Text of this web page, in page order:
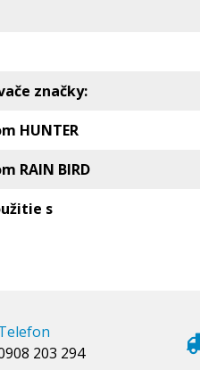
značky:
HUNTER
RAIN BIRD
s
203 294